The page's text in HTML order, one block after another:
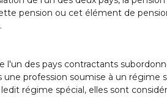
pension ou cet élément de
l'un des pays contractants
profession soumise à un
régime spécial, elles sont